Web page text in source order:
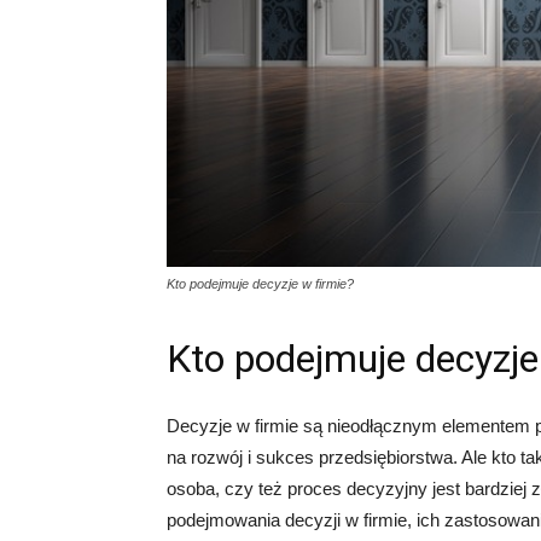
Kto podejmuje decyzje w firmie?
Kto podejmuje
Decyzje w firmie są nieodłącznym elementem
na rozwój i sukces przedsiębiorstwa. Ale kto
osoba, czy też proces decyzyjny jest bardziej
podejmowania decyzji w firmie, ich